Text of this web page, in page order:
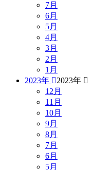
7月
6月
5月
4月
3月
2月
1月
2023年
2023年
12月
11月
10月
9月
8月
7月
6月
5月